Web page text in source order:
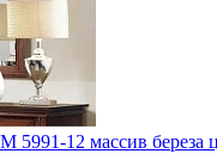
5991-12 массив береза